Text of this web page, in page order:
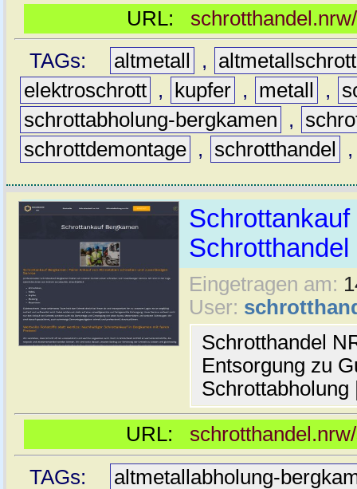
URL:
TAGs:
altmetall ,
altmetallschrott
elektroschrott , kupfer , metall ,
schrottabholung-bergkamen
,
schrottdemontage , schrotthandel
Schrotthandel
Eingetragen am:
User:
Schrotthandel
Entsorgung zu
URL:
TAGs:
altmetallabholung-